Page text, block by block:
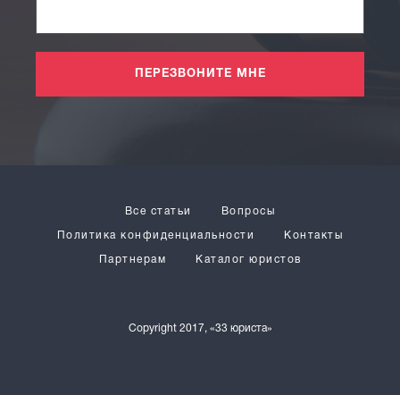
ПЕРЕЗВОНИТЕ МНЕ
Copyright 2017, «33 юриста»
Все статьи Вопросы
Политика конфиденциальности Контакты
Партнерам Каталог юристов